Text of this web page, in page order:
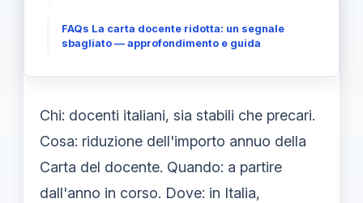
FAQs La carta docente ridotta: un segnale
sbagliato — approfondimento e guida
Chi: docenti italiani, sia stabili che precari.
Cosa: riduzione dell'importo annuo della
Carta del docente. Quando: a partire
dall'anno in corso. Dove: in Italia,